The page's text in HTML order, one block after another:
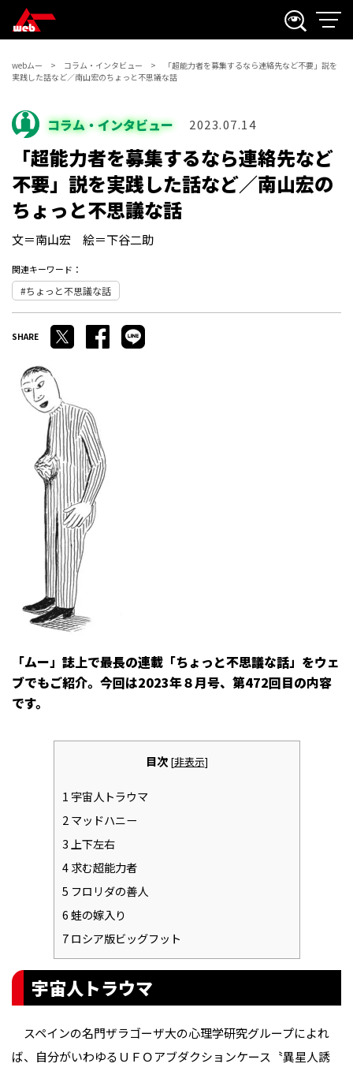
webムー コラム・インタビュー
「超能力者を募集するなら連絡先など不要」説を
実践した話など／南山宏のちょっと不思議な話
コラム・インタビュー 2023.07.14
「超能力者を募集するなら連絡先など
不要」説を実践した話など／南山宏の
ちょっと不思議な話
文＝南山宏 絵＝下谷二助
関連キーワード：
ちょっと不思議な話
「ムー」誌上で最長の連載「ちょっと不思議な話」をウェ
ブでもご紹介。今回は2023年８月号、第472回目の内容
です。
目次 [非表示]
1 宇宙人トラウマ
2マッドハニー
3上下左右
4求む超能力者
5 フロリダの善人
6蛙の嫁入り
7ロシア版ビッグフット
宇宙人トラウマ
スペインの名門ザラゴーザ大の心理学研究グループによれ
ば、自分がいわゆるＵＦＯアブダクションケース――〝異星人誘